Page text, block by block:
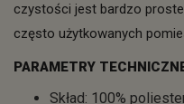
czystości jest bardzo
często użytkowanych
PARAMETRY
Skład: 100%